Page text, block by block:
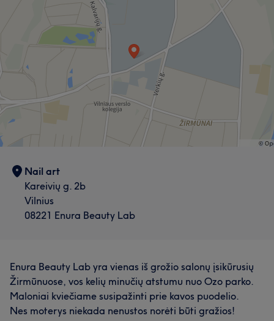
Nail art
Kareivių g. 2b
Vilnius
08221 Enura Beauty Lab
Enura Beauty Lab yra vienas iš grožio salonų įsikūrusių
Žirmūnuose, vos kelių minučių atstumu nuo Ozo parko.
Maloniai kviečiame susipažinti prie kavos puodelio.
Nes moterys niekada nenustos norėti būti gražios!